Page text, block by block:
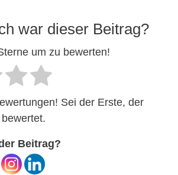
war dieser Beitrag?
um zu bewerten!
Sei der Erste, der
Beitrag?